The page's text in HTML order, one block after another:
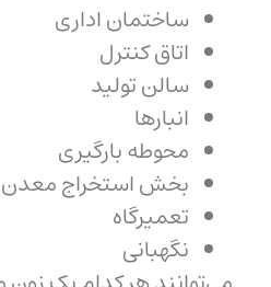
ساختمان اداری
اتاق کنترل
سالن تولید
انبارها
محوطه بارگیری
بخش استخراج معدن
تعمیرگاه
نگهبانی